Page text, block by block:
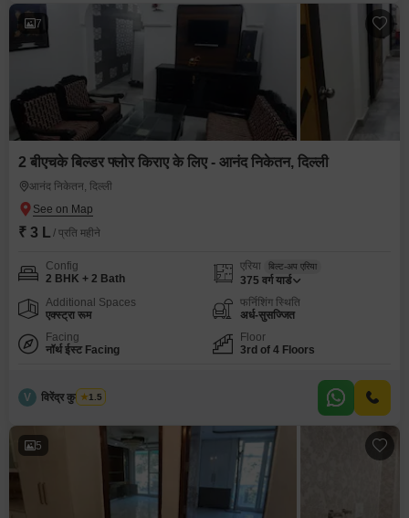
7
2 बीएचके बिल्डर फ्लोर किराए के लिए - आनंद निकेतन, दिल्ली
आनंद निकेतन, दिल्ली
₹ 3 L / प्रति महीने
Config
2 BHK + 2 Bath
एरिया बिल्ट-अप एरिया
375 वर्ग यार्ड
Additional Spaces
एक्स्ट्रा रूम
फर्निशिंग स्थिति
अर्ध-सुसज्जित
Facing
नॉर्थ ईस्ट Facing
Floor
3rd of 4 Floors
V विरेंद्र कुमार शर्मा
1.5
5